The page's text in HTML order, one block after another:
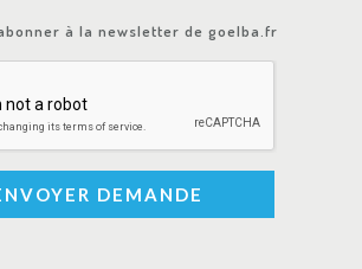
à la newsletter de goelba.fr
DEMANDE